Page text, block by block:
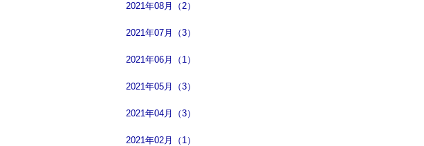
2021年08月（2）
2021年07月（3）
2021年06月（1）
2021年05月（3）
2021年04月（3）
2021年02月（1）